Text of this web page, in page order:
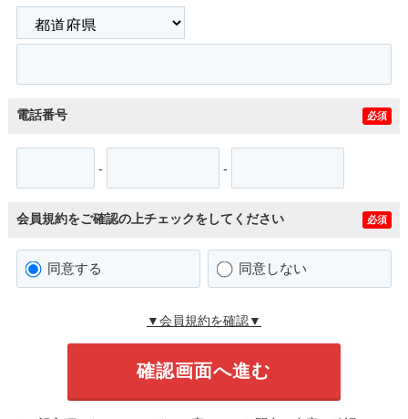
電話番号 必須
- -
会員規約をご確認の上チェックをしてください 必須
同意する 同意しない
▼会員規約を確認▼